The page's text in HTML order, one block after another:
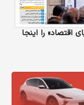
اقتصاد» را اینجا